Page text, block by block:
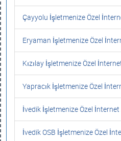
Çayyolu İşletmenize Özel
Eryaman İşletmenize Özel
Kızılay İşletmenize Özel
Yapracık İşletmenize Özel
İvedik İşletmenize Özel İnternet
İvedik OSB İşletmenize Özel